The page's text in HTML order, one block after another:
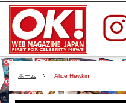
ホーム Alice Hewkin